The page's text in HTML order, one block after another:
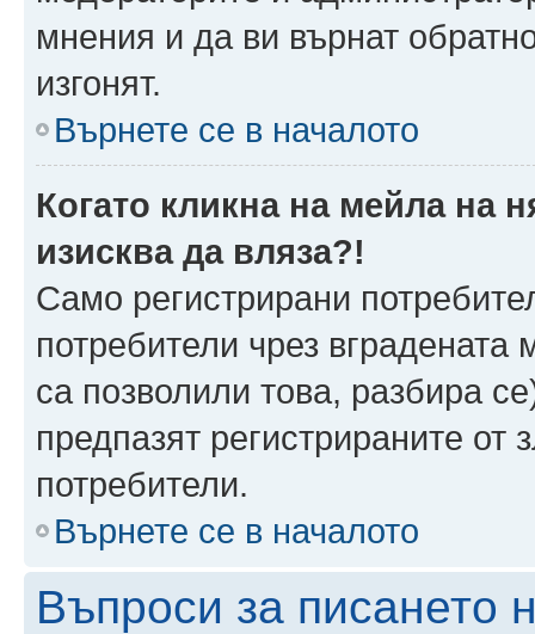
мнения и да ви върнат
изгонят.
Върнете се в началото
Когато кликна на мейла на
изисква да вляза?!
Само регистрирани
потребители чрез
са позволили това, разбира
предпазят регистрираните от
потребители.
Върнете се в началото
Въпроси за писането